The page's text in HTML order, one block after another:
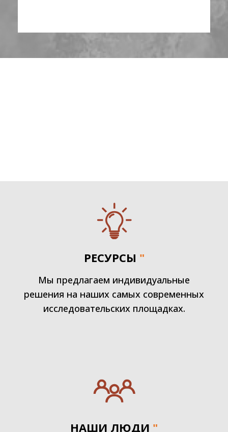
РЕСУРСЫ "
Мы предлагаем индивидуальные
решения на наших самых современных
исследовательских площадках.
НАШИ ЛЮДИ "